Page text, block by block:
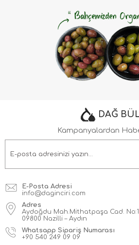
DAĞ
Kampanyalardan
E-Posta Adresi
info@daginciri.com
Adres
Aydoğdu Mah.Mithatpaşa Cad.
09800 Nazilli – Aydın
Whatsapp Sipariş Numarası
+90 540 249 09 09